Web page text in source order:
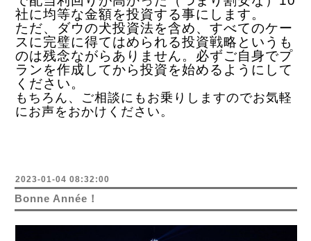
社に均等な金額を投資する事にします。
ただ、ダウの犬投資法を含め、すべてのケー
スに完璧に得てはめられる投資戦略というも
のは残念ながらありません。必ずご自身でプ
ランを作成してから投資を始めるようにして
ください。
もちろん、ご相談にもお乗りしますのでお気軽
にお声をおかけください。
2023-01-04 08:32:00
Bonne Année！